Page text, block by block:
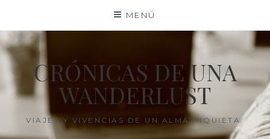
contenido
MENÚ
CRÓNICAS DE UNA
WANDERLUST
VIAJES Y VIVENCIAS DE UN ALMA INQUIETA.